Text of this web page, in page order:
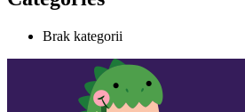
Brak kategorii